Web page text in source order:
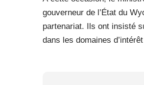
gouverneur de l’État du
partenariat. Ils ont insisté
dans les domaines